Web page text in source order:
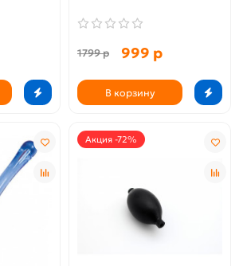
1799 р 999 р
В корзину
Акция -72%